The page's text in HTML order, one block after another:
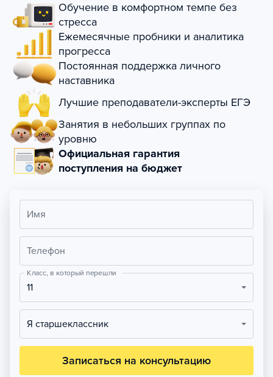
Обучение в комфортном темпе без
стресса
Ежемесячные пробники и аналитика
прогресса
Постоянная поддержка личного
наставника
Лучшие преподаватели-эксперты ЕГЭ
Занятия в небольших группах по
уровню
Официальная гарантия
поступления на бюджет
Имя
Телефон
Класс, в который перешли
11
Я старшеклассник
Записаться на консультацию